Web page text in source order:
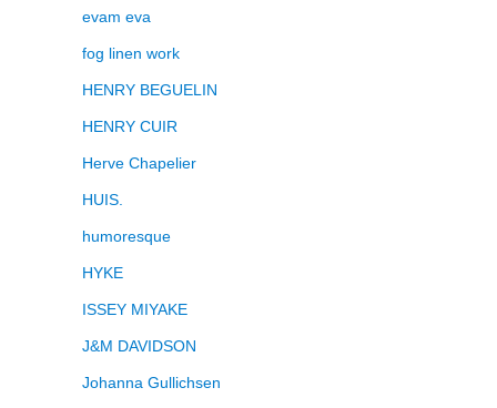
evam eva
fog linen work
HENRY BEGUELIN
HENRY CUIR
Herve Chapelier
HUIS.
humoresque
HYKE
ISSEY MIYAKE
J&M DAVIDSON
Johanna Gullichsen